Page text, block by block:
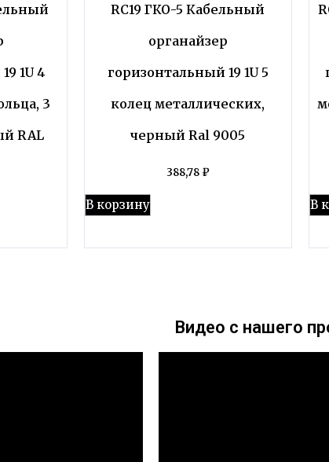
1U 4
3
RAL
RC19 ГКО-5 Кабельный
органайзер
горизонтальный 19 1U 5
колец металлических,
черный Ral 9005
388,78 ₽
В корзину В
Видео с нашего